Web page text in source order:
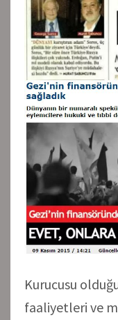
Kurucusu
faaliyetleri ve